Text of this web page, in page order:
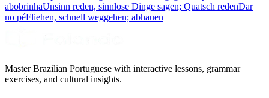
abobrinhaUnsinn reden, sinnlose Dinge sagen; Quatsch redenDar
no péFliehen, schnell weggehen; abhauen
Master Brazilian Portuguese with interactive lessons, grammar
exercises, and cultural insights.